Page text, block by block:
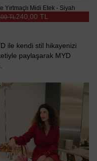
Yırtmaçlı Midi Etek - Siyah
240,00 TL
TL
ile kendi stil hikayenizi
paylaşarak MYD